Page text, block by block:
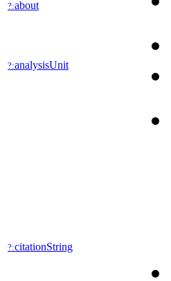
?:about
?:analysisUnit
?:citationString